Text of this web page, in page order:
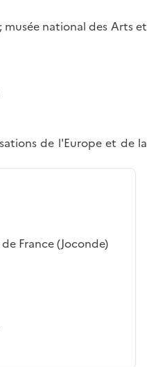
national des Arts et
de l'Europe et de la
France (Joconde)